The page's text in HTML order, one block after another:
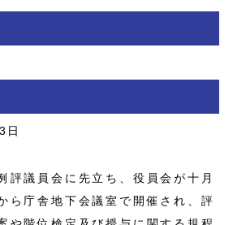
日
議員会に先立ち、役員会が十月
ら庁舎地下会議室で開催され、評